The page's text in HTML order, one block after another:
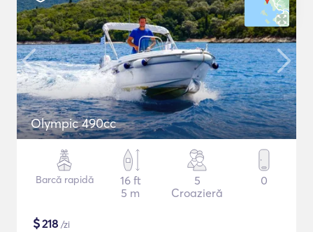
Olympic 490cc
Barcă rapidă
16 ft
5 m
5
Croazieră
0
$218 /zi